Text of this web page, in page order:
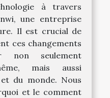
à travers
une entreprise
Il est crucial de
ces changements
non seulement
mais aussi
du monde. Nous
et le comment